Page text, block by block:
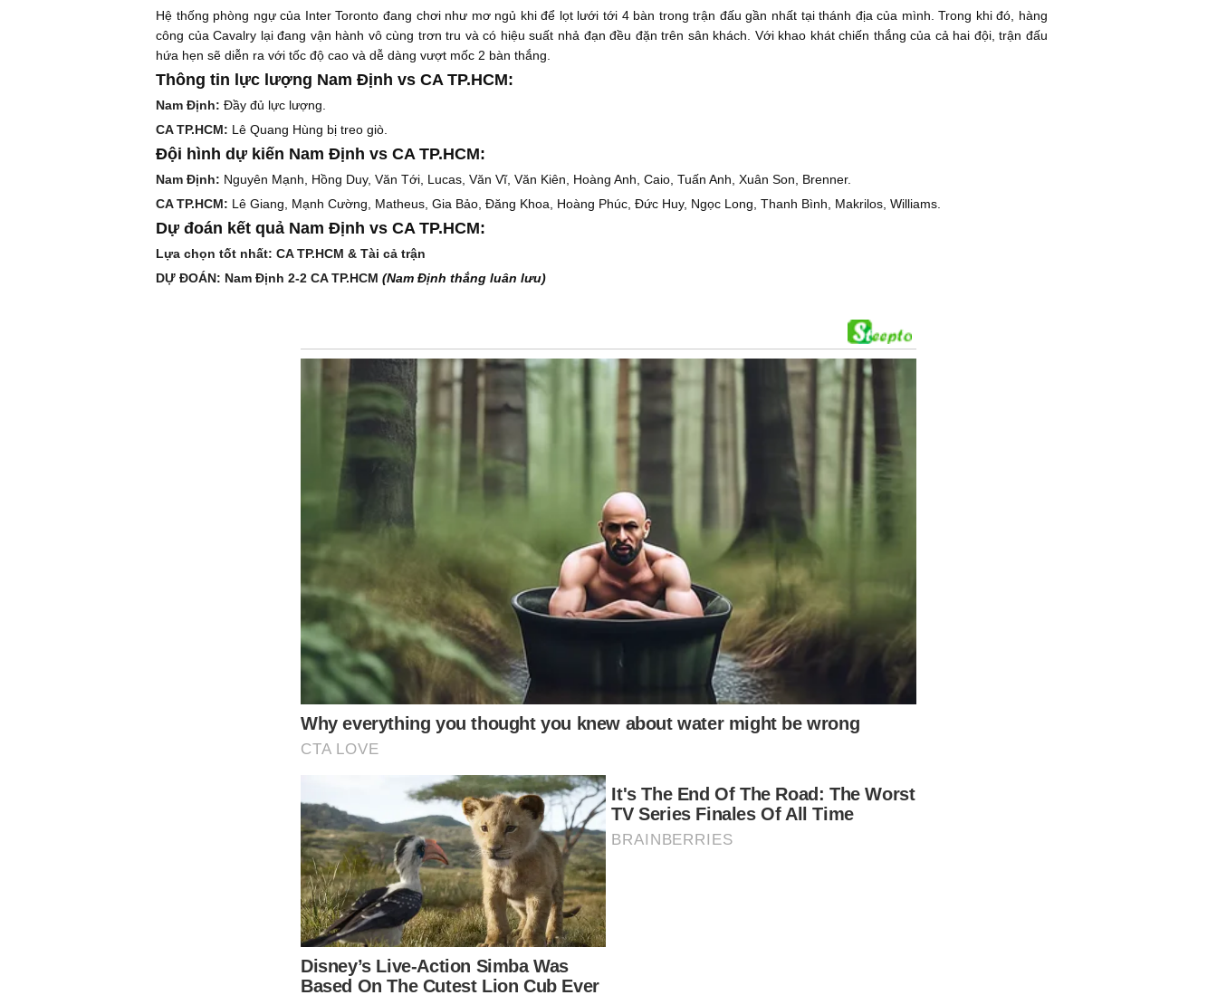
Hệ thống phòng ngự của Inter Toronto đang chơi như mơ ngủ khi để lọt lưới tới 4 bàn trong trận đấu gần nhất tại thánh địa của mình. Trong khi đó, hàng
công của Cavalry lại đang vận hành vô cùng trơn tru và có hiệu suất nhả đạn đều đặn trên sân khách. Với khao khát chiến thắng của cả hai đội, trận đấu
hứa hẹn sẽ diễn ra với tốc độ cao và dễ dàng vượt mốc 2 bàn thắng.
Thông tin lực lượng Nam Định vs CA TP.HCM:
Nam Định: Đầy đủ lực lượng.
CA TP.HCM: Lê Quang Hùng bị treo giò.
Đội hình dự kiến Nam Định vs CA TP.HCM:
Nam Định: Nguyên Mạnh, Hồng Duy, Văn Tới, Lucas, Văn Vĩ, Văn Kiên, Hoàng Anh, Caio, Tuấn Anh, Xuân Son, Brenner.
CA TP.HCM: Lê Giang, Mạnh Cường, Matheus, Gia Bảo, Đăng Khoa, Hoàng Phúc, Đức Huy, Ngọc Long, Thanh Bình, Makrilos, Williams.
Dự đoán kết quả Nam Định vs CA TP.HCM:
Lựa chọn tốt nhất: CA TP.HCM & Tài cả trận
DỰ ĐOÁN: Nam Định 2-2 CA TP.HCM (Nam Định thắng luân lưu)